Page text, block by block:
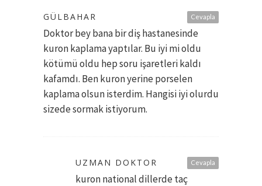
Cevapla
GÜLBAHAR
Doktor bey bana bir diş hastanesinde
kuron kaplama yaptılar. Bu iyi mi oldu
kötümü oldu hep soru işaretleri kaldı
kafamdı. Ben kuron yerine porselen
kaplama olsun isterdim. Hangisi iyi olurdu
sizede sormak istiyorum.
Cevapla
UZMAN DOKTOR
kuron national dillerde taç